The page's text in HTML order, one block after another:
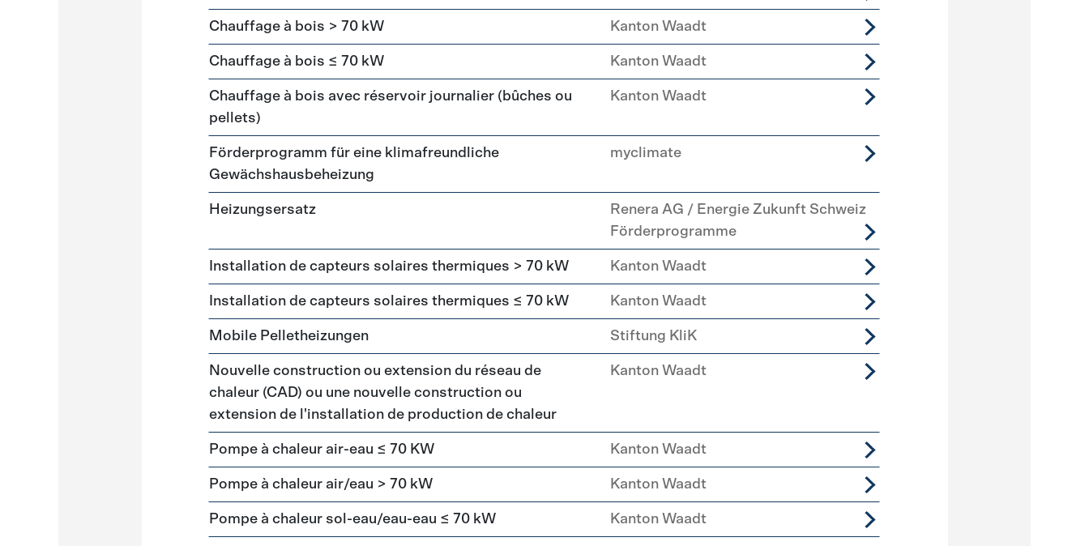
Chauffage à bois > 70 kW Kanton Waadt
Chauffage à bois ≤ 70 kW Kanton Waadt
Chauffage à bois avec réservoir journalier (bûches ou
pellets)
Kanton Waadt
Förderprogramm für eine klimafreundliche
Gewächshausbeheizung
myclimate
Heizungsersatz
Renera AG / Energie Zukunft Schweiz
Förderprogramme
Installation de capteurs solaires thermiques > 70 kW Kanton Waadt
Installation de capteurs solaires thermiques ≤ 70 kW Kanton Waadt
Mobile Pelletheizungen Stiftung KliK
Nouvelle construction ou extension du réseau de
chaleur (CAD) ou une nouvelle construction ou
extension de l'installation de production de chaleur
Kanton Waadt
Pompe à chaleur air-eau ≤ 70 KW Kanton Waadt
Pompe à chaleur air/eau > 70 kW Kanton Waadt
Pompe à chaleur sol-eau/eau-eau ≤ 70 kW Kanton Waadt